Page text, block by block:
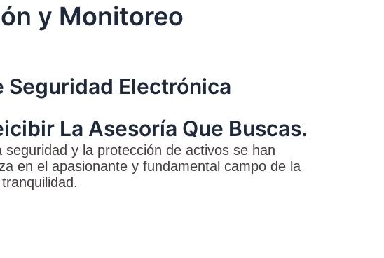
y Monitoreo
Seguridad Electrónica
La Asesoría Que Buscas.
y la protección de activos se han
en el apasionante y fundamental campo de la